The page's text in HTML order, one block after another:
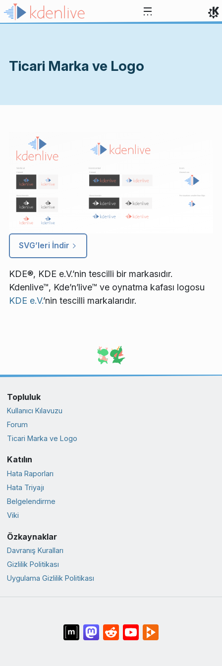
İçeriğe atla
Ticari Marka ve Logo
SVG’leri İndir
KDE®, KDE e.V.’nin tescilli bir markasıdır.
Kdenlive™, Kde’n’live™ ve oynatma kafası logosu
KDE e.V.’nin tescilli markalarıdır.
Topluluk
Kullanıcı Kılavuzu
Forum
Ticari Marka ve Logo
Katılın
Hata Raporları
Hata Triyajı
Belgelendirme
Viki
Özkaynaklar
Davranış Kuralları
Gizlilik Politikası
Uygulama Gizlilik Politikası